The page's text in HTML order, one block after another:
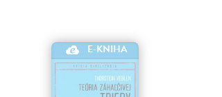
E-KNIHA